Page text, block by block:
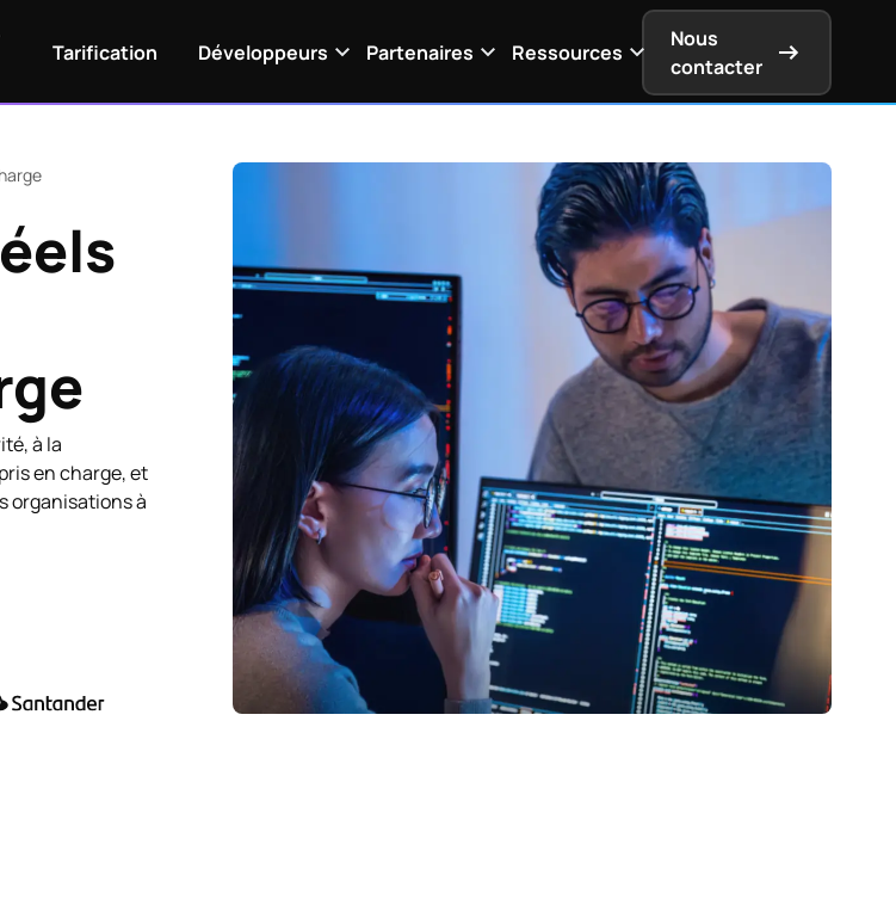
Tarification Développeurs Partenaires Ressources
Nous
contacter
à la
en charge, et
organisations à